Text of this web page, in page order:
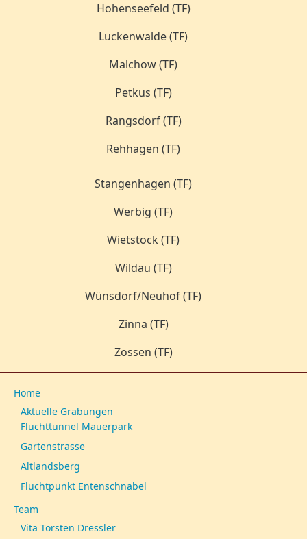
Hohenseefeld (TF)
Luckenwalde (TF)
Malchow (TF)
Petkus (TF)
Rangsdorf (TF)
Rehhagen (TF)
Stangenhagen (TF)
Werbig (TF)
Wietstock (TF)
Wildau (TF)
Wünsdorf/Neuhof (TF)
Zinna (TF)
Zossen (TF)
Home
Aktuelle Grabungen
Fluchttunnel Mauerpark
Gartenstrasse
Altlandsberg
Fluchtpunkt Entenschnabel
Team
Vita Torsten Dressler